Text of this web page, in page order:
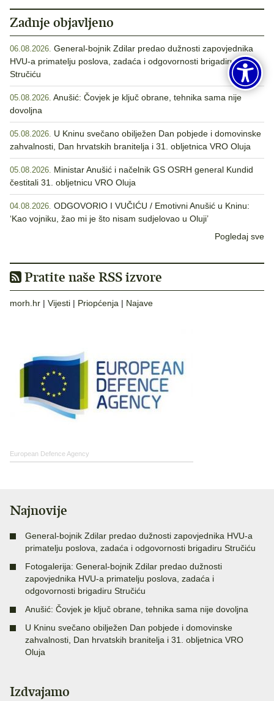
Zadnje objavljeno
06.08.2026. General-bojnik Zdilar predao dužnosti zapovjednika
HVU-a primatelju poslova, zadaća i odgovornosti brigadiru
Stručiću
05.08.2026. Anušić: Čovjek je ključ obrane, tehnika sama nije
dovoljna
05.08.2026. U Kninu svečano obilježen Dan pobjede i domovinske
zahvalnosti, Dan hrvatskih branitelja i 31. obljetnica VRO Oluja
05.08.2026. Ministar Anušić i načelnik GS OSRH general Kundid
čestitali 31. obljetnicu VRO Oluja
04.08.2026. ODGOVORIO I VUČIĆU / Emotivni Anušić u Kninu:
‘Kao vojniku, žao mi je što nisam sudjelovao u Oluji’
Pogledaj sve
Pratite naše RSS izvore
morh.hr | Vijesti | Priopćenja | Najave
European Defence Agency
Najnovije
General-bojnik Zdilar predao dužnosti zapovjednika HVU-a
primatelju poslova, zadaća i odgovornosti brigadiru Stručiću
Fotogalerija: General-bojnik Zdilar predao dužnosti
zapovjednika HVU-a primatelju poslova, zadaća i
odgovornosti brigadiru Stručiću
Anušić: Čovjek je ključ obrane, tehnika sama nije dovoljna
U Kninu svečano obilježen Dan pobjede i domovinske
zahvalnosti, Dan hrvatskih branitelja i 31. obljetnica VRO
Oluja
Izdvajamo